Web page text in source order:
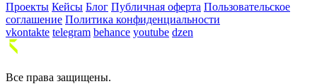
Проекты Кейсы Блог Публичная оферта Пользовательское
соглашение Политика конфиденциальности
vkontakte telegram behance youtube dzen
Все права защищены.